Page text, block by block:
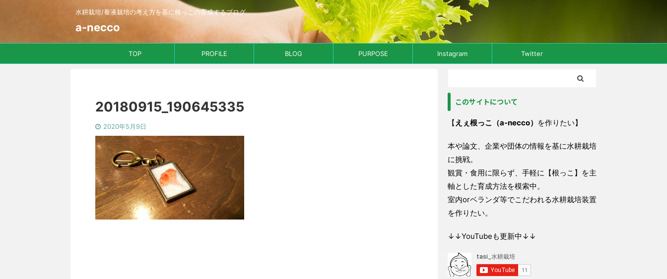
水耕栽培/養液栽培の考え方を基に根っこの育成するブログ
a-necco
TOP PROFILE BLOG PURPOSE Instagram Twitter
20180915_190645335
2020年5月9日
このサイトについて
【 えぇ根っこ（a-necco） を作りたい】
本や論文、企業や団体の情報を基に水耕栽培
に挑戦。
観賞・食用に限らず、手軽に【根っこ】を主
軸とした育成方法を模索中。
室内orベランダ等でこだわれる水耕栽培装置
を作りたい。
↓↓YouTubeも更新中↓↓